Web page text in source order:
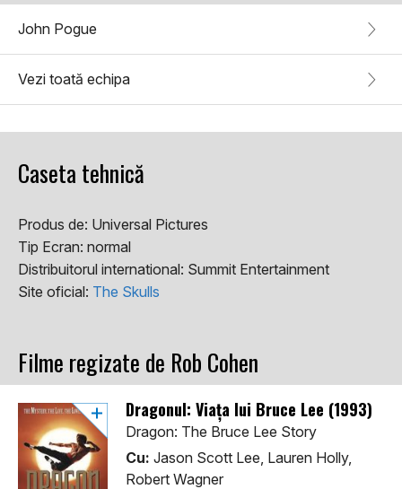
John Pogue
Vezi toată echipa
Caseta tehnică
Produs de: Universal Pictures
Tip Ecran: normal
Distribuitorul international: Summit Entertainment
Site oficial: The Skulls
Filme regizate de Rob Cohen
Dragonul: Viața lui Bruce Lee (1993)
Dragon: The Bruce Lee Story
Cu: Jason Scott Lee, Lauren Holly,
Robert Wagner